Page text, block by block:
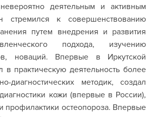
деятельным и активным
стремился к совершенствованию
путем внедрения и развития
подхода, изучению
новаций. Впервые в Иркутской
в практическую деятельность более
диагностических методик, создал
кожи (впервые в России),
профилактики остеопороза. Впервые